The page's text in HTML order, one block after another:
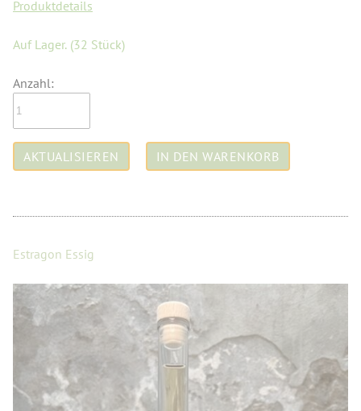
Produktdetails
Auf Lager. (32 Stück)
Anzahl:
Estragon Essig